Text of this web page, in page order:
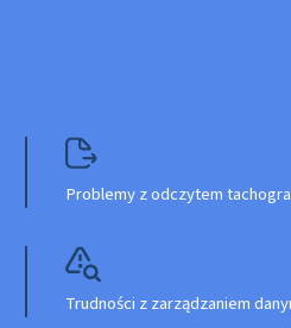
Problemy z odczytem
Trudności z zarządzaniem